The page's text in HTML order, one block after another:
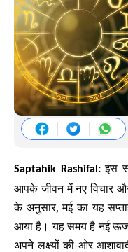
Saptahik Rashifal:इस
आपके जीवन में नए विचार
के अनुसार, मई का यह
आया है। यह समय है नई
अपने लक्ष्यों की ओर